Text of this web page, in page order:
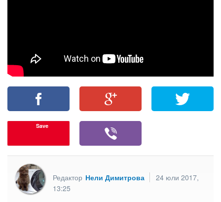
Save
Редактор Нели Димитрова
24 юли 2017,
13:25